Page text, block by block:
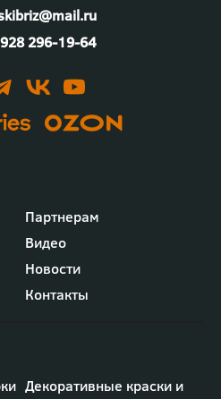
296-19-64
Партнерам
Видео
Новости
Контакты
Декоративные краски и